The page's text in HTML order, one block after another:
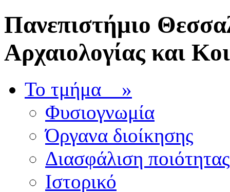
Πανεπιστήμιο
Αρχαιολογίας και
Το τμήμα »
Φυσιογνωμία
Όργανα διοίκησης
Διασφάλιση ποιότητας
Ιστορικό